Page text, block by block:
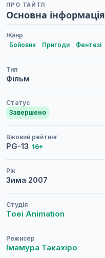
ПРО ТАЙТЛ
Основна інформація
Жанр
Бойовик
Пригоди Фентезі
Тип
Фільм
Статус
Завершено
Віковий рейтинг
PG-13 16+
Рік
Зима 2007
Студія
Toei Animation
Режисер
Імамура Такахіро